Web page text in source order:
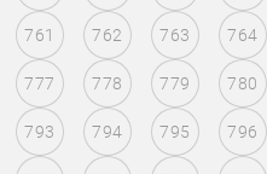
761 762 763 764
777 778 779 780
793 794 795 796